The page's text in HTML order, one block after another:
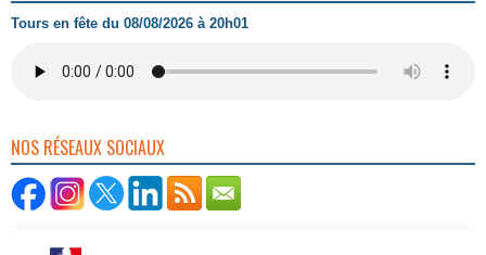
Tours en fête du 08/08/2026 à 20h01
NOS RÉSEAUX SOCIAUX